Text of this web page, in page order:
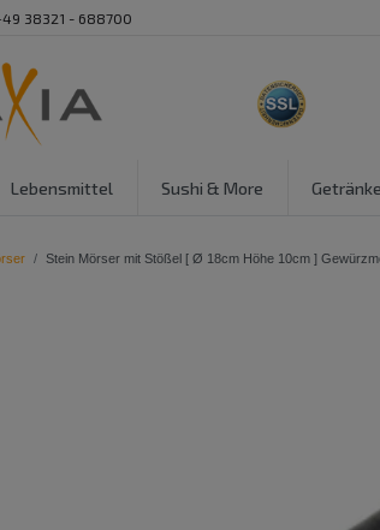
38321 - 688700
Lebensmittel Sushi & More Getränke
Stein Mörser mit Stößel [ Ø 18cm Höhe 10cm ]